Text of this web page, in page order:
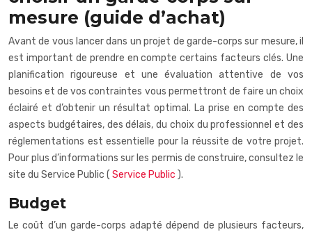
mesure (guide d’achat)
Avant de vous lancer dans un projet de garde-corps sur mesure, il
est important de prendre en compte certains facteurs clés. Une
planification rigoureuse et une évaluation attentive de vos
besoins et de vos contraintes vous permettront de faire un choix
éclairé et d’obtenir un résultat optimal. La prise en compte des
aspects budgétaires, des délais, du choix du professionnel et des
réglementations est essentielle pour la réussite de votre projet.
Pour plus d’informations sur les permis de construire, consultez le
site du Service Public ( Service Public ).
Budget
Le coût d’un garde-corps adapté dépend de plusieurs facteurs,